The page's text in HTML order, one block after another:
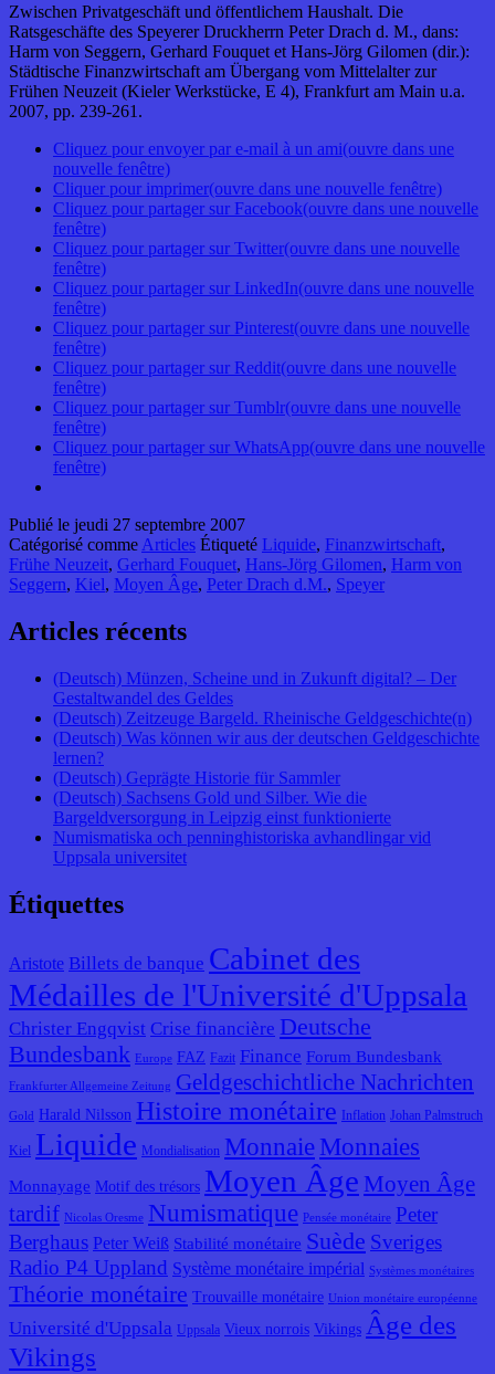
Zwischen Privatgeschäft und öffentlichem Haushalt. Die
Ratsgeschäfte des Speyerer Druckherrn Peter Drach d. M., dans:
Harm von Seggern, Gerhard Fouquet et Hans-Jörg Gilomen (dir.):
Städtische Finanzwirtschaft am Übergang vom Mittelalter zur
Frühen Neuzeit (Kieler Werkstücke, E 4), Frankfurt am Main u.a.
2007, pp. 239-261.
Cliquez pour envoyer par e-mail à un ami(ouvre dans une
nouvelle fenêtre)
Cliquer pour imprimer(ouvre dans une nouvelle fenêtre)
Cliquez pour partager sur Facebook(ouvre dans une nouvelle
fenêtre)
Cliquez pour partager sur Twitter(ouvre dans une nouvelle
fenêtre)
Cliquez pour partager sur LinkedIn(ouvre dans une nouvelle
fenêtre)
Cliquez pour partager sur Pinterest(ouvre dans une nouvelle
fenêtre)
Cliquez pour partager sur Reddit(ouvre dans une nouvelle
fenêtre)
Cliquez pour partager sur Tumblr(ouvre dans une nouvelle
fenêtre)
Cliquez pour partager sur WhatsApp(ouvre dans une nouvelle
fenêtre)
Publié le jeudi 27 septembre 2007
Catégorisé comme Articles Étiqueté Liquide, Finanzwirtschaft,
Frühe Neuzeit, Gerhard Fouquet, Hans-Jörg Gilomen, Harm von
Seggern, Kiel, Moyen Âge, Peter Drach d.M., Speyer
Articles récents
(Deutsch) Münzen, Scheine und in Zukunft digital? – Der
Gestaltwandel des Geldes
(Deutsch) Zeitzeuge Bargeld. Rheinische Geldgeschichte(n)
(Deutsch) Was können wir aus der deutschen Geldgeschichte
lernen?
(Deutsch) Geprägte Historie für Sammler
(Deutsch) Sachsens Gold und Silber. Wie die
Bargeldversorgung in Leipzig einst funktionierte
Numismatiska och penninghistoriska avhandlingar vid
Uppsala universitet
Étiquettes
Aristote Billets de banque Cabinet des
Médailles de l'Université d'Uppsala
Christer Engqvist Crise financière Deutsche
Bundesbank
Europe FAZ Fazit Finance Forum Bundesbank
Frankfurter Allgemeine Zeitung Geldgeschichtliche Nachrichten
Gold Harald Nilsson Histoire monétaire Inflation Johan Palmstruch
Kiel Liquide Mondialisation Monnaie Monnaies
Monnayage Motif des trésors Moyen Âge Moyen Âge
tardif Nicolas Oresme Numismatique Pensée monétaire Peter
Berghaus Peter Weiß Stabilité monétaire Suède Sveriges
Radio P4 Uppland Système monétaire impérial Systèmes monétaires
Théorie monétaire Trouvaille monétaire Union monétaire européenne
Université d'Uppsala Uppsala Vieux norrois Vikings Âge des
Vikings